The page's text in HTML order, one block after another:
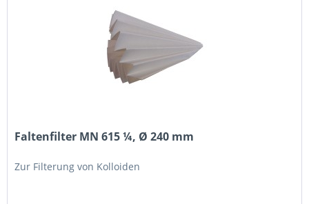
Faltenfilter MN 615 ¼, Ø 240 mm
Zur Filterung von Kolloiden